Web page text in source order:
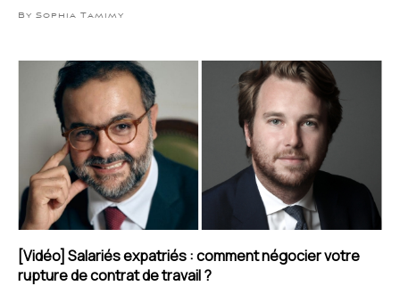
By Sophia Tamimy
[Vidéo] Salariés expatriés : comment négocier votre
rupture de contrat de travail ?